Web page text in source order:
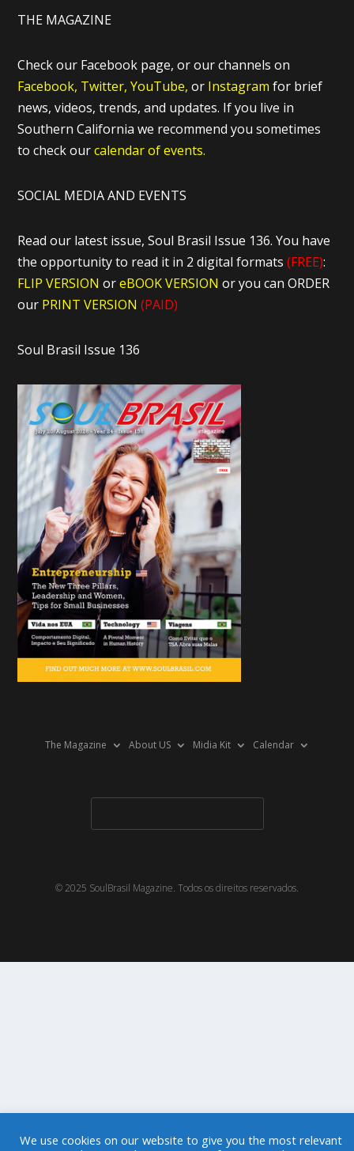
THE MAGAZINE
Check our Facebook page, or our channels on
Facebook, Twitter, YouTube, or Instagram for brief
news, videos, trends, and updates. If you live in
Southern California we recommend you sometimes
to check ourcalendar of events.
SOCIAL MEDIA AND EVENTS
Read our latest issue, Soul Brasil Issue 136. You have
the opportunity to read it in 2 digital formats(FREE):
FLIP VERSION oreBOOK VERSIONor you can ORDER
our PRINT VERSION (PAID)
Soul Brasil Issue 136
The Magazine About US Midia Kit Calendar
© 2025 SoulBrasil Magazine. Todos os direitos reservados.
We use cookies on our website to give you the most relevant